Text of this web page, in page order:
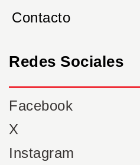
Contacto
Redes Sociales
Facebook
X
Instagram